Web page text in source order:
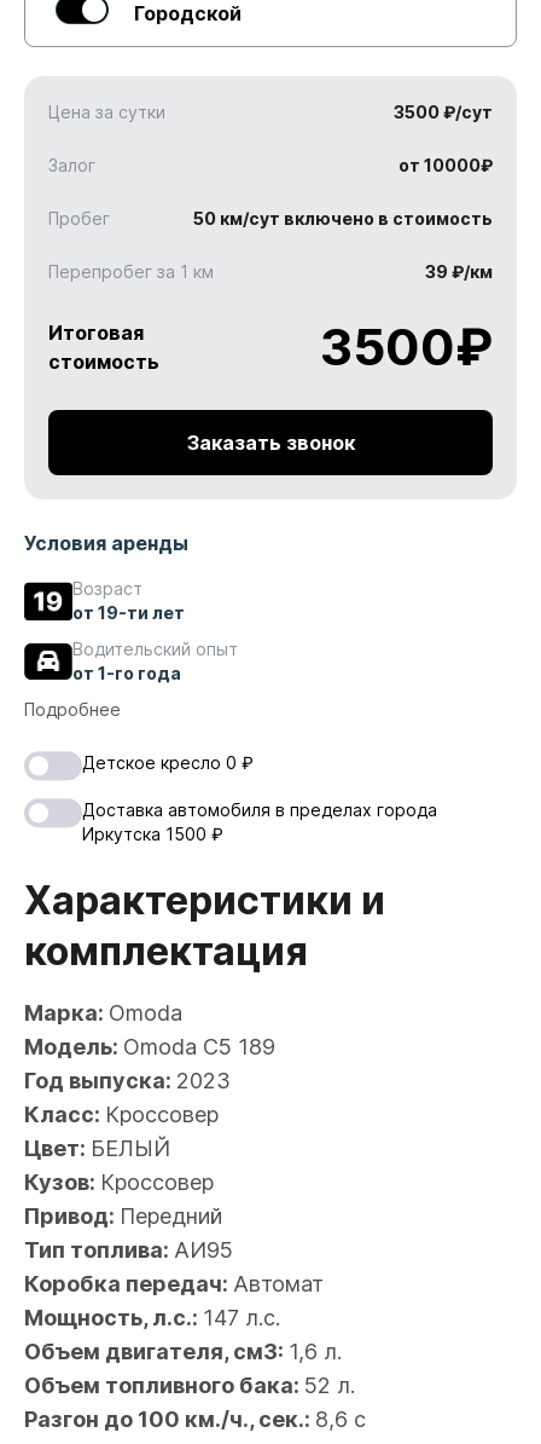
Городской
Цена за сутки 3500 ₽/сут
Залог от 10000₽
Пробег 50 км/сут включено в стоимость
Перепробег за 1 км 39 ₽/км
Итоговая
стоимость
3500₽
Заказать звонок
Условия аренды
Возраст
от 19-ти лет
Водительский опыт
от 1-го года
Подробнее
Детское кресло 0 ₽
Доставка автомобиля в пределах города
Иркутска 1500 ₽
Характеристики и
комплектация
Марка: Omoda
Модель: Omoda C5 189
Год выпуска: 2023
Класс: Кроссовер
Цвет: БЕЛЫЙ
Кузов: Кроссовер
Привод: Передний
Тип топлива: АИ95
Коробка передач: Автомат
Мощность, л.с.: 147 л.с.
Объем двигателя, см3: 1,6 л.
Объем топливного бака: 52 л.
Разгон до 100 км./ч., сек.: 8,6 с